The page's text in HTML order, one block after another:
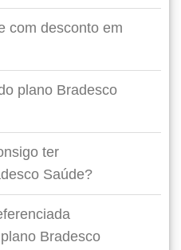
com desconto em
plano Bradesco
ter
Saúde?
Bradesco